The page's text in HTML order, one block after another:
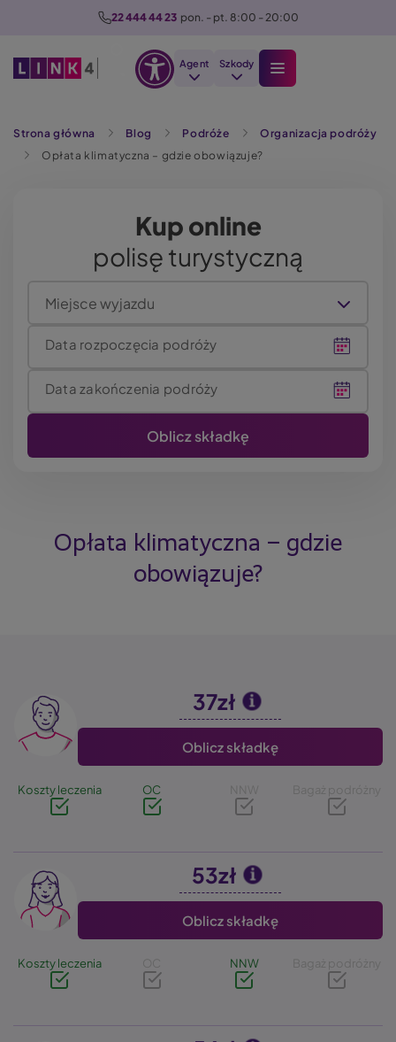
22 444 44 23 pon. - pt. 8:00 - 20:00
Agent Szkody
Strona główna Blog Podróże
Organizacja podróży
Opłata klimatyczna – gdzie obowiązuje?
Kup online
polisę turystyczną
Miejsce wyjazdu
Data rozpoczęcia podróży
Data zakończenia podróży
Opłata klimatyczna – gdzie
obowiązuje?
Image 37zł
Oblicz składkę
Koszty leczenia OC NNW Bagaż podróżny
Image 53zł
Oblicz składkę
Koszty leczenia NNW Bagaż podróżny